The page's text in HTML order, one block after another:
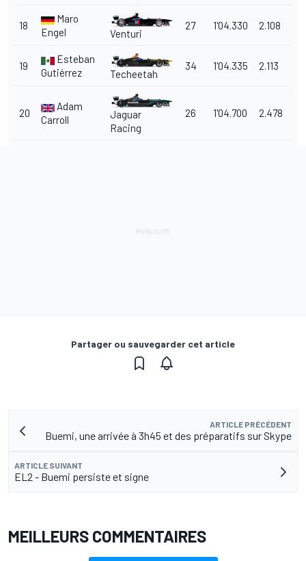
18
Maro
Engel
Venturi
27 1'04.330 2.108
19
Esteban
Gutiérrez
Techeetah
34 1'04.335 2.113
20
Adam
Carroll
Jaguar
Racing
26 1'04.700 2.478
Partager ou sauvegarder cet article
ARTICLE PRÉCÉDENT
Buemi, une arrivée à 3h45 et des préparatifs sur Skype
ARTICLE SUIVANT
EL2 - Buemi persiste et signe
MEILLEURS COMMENTAIRES